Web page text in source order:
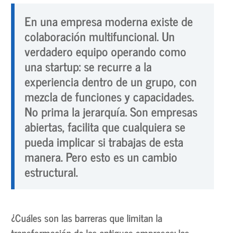
En una empresa moderna existe de
colaboración multifuncional. Un
verdadero equipo operando como
una startup: se recurre a la
experiencia dentro de un grupo, con
mezcla de funciones y capacidades.
No prima la jerarquía. Son empresas
abiertas, facilita que cualquiera se
pueda implicar si trabajas de esta
manera. Pero esto es un cambio
estructural.
¿Cuáles son las barreras que limitan la